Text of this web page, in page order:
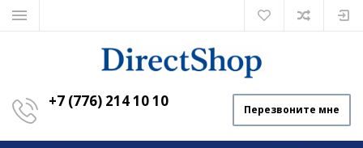
+7 (776) 214 10 10 Перезвоните мне